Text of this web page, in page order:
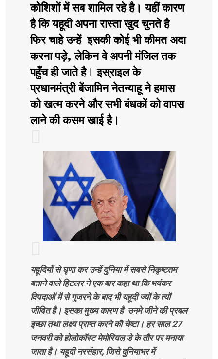
कोशिशों में सब शामिल रहे है। यहीं कारण
है कि यहूदी अपना रास्ता खुद चुनते है
फिर चाहे उन्हें इसकी कोई भी कीमत अदा
करना पड़े, लेकिन वे अपनी मंजिल तक
पहुँच ही जाते है। इस्राइल के
प्रधानमंत्री बेंजामिन नेतन्याहू ने हमास
को खत्म करने और सभी बंधकों को वापस
लाने की कसम खाई है।
यहूदियों से घृणा कर उन्हें दुनिया में सबसे निकृष्टतम
बताने वाले हिटलर ने एक बार कहा था कि भयंकर
विपदाओं में से गुजरने के बाद भी यहूदी ज्यों के त्यों
जीवित है। इसका मुख्य कारण है उनमे जीने की प्रबल
इच्छा तथा लक्ष्य प्राप्त करने की चेष्टा। हर साल 27
जनवरी को होलोकॉस्ट मेमोरियल डे के तौर पर मनाया
जाता है। यहूदी नरसंहार, जिसे दुनियाभर में